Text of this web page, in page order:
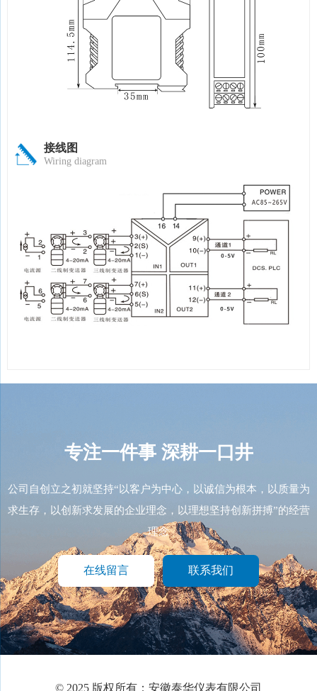
接线图
Wiring diagram
专注一件事 深耕一口井
公司自创立之初就坚持“以客户为中心，以诚信为根本，以质量为
求生存，以创新求发展的企业理念，以理想坚持创新拼搏”的经营
理念
在线留言 联系我们
© 2025 版权所有：安徽泰华仪表有限公司